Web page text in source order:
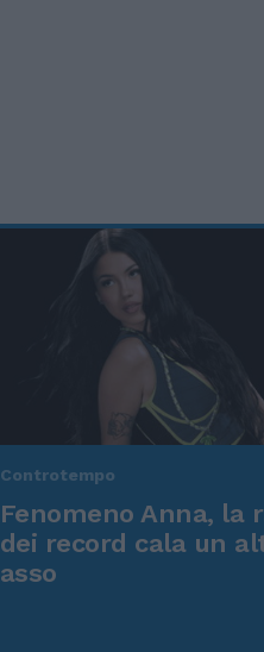
Controtempo
Fenomeno Anna, la
dei record cala un
asso